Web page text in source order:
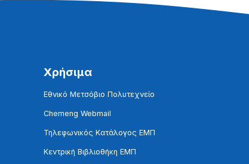
Χρήσιμα
Εθνικό Μετσόβιο Πολυτεχνείο
Chemeng Webmail
Τηλεφωνικός Κατάλογος ΕΜΠ
Κεντρική Βιβλιοθήκη ΕΜΠ